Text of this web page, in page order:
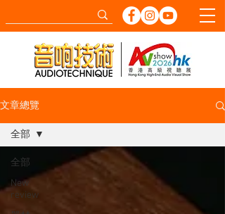
文章總覽
全部
New
review
全部